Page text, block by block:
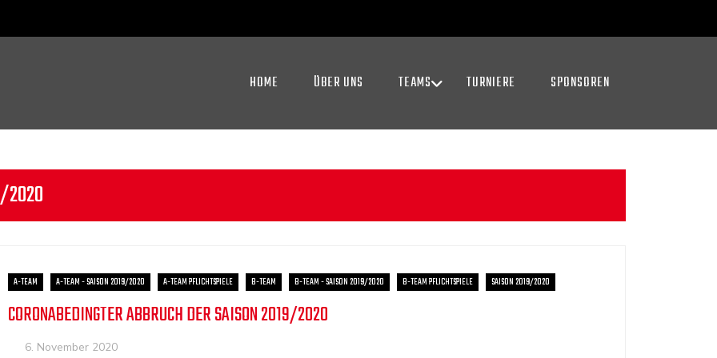
HOME ÜBER UNS TEAMS TURNIERE SPONSOREN
2020
A-TEAM A-TEAM - SAISON 2019/2020 A-TEAM PFLICHTSPIELE B-TEAM B-TEAM - SAISON 2019/2020 B-TEAM PFLICHTSPIELE SAISON 2019/2020
CORONABEDINGTER ABBRUCH DER SAISON 2019/2020
6. November 2020